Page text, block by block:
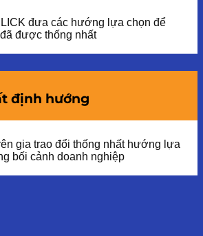
đưa các hướng lựa chọn để
được thống nhất
định hướng
gia trao đổi thống nhất hướng lựa
bối cảnh doanh nghiệp